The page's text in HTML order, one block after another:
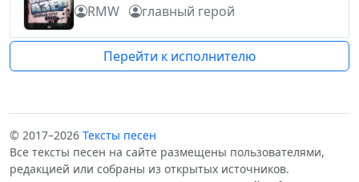
RMW главный герой
Перейти к исполнителю
© 2017–2026 Тексты песен
Все тексты песен на сайте размещены пользователями,
редакцией или собраны из открытых источников.